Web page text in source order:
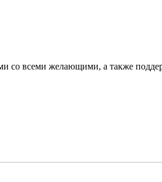
со всеми желающими, а также